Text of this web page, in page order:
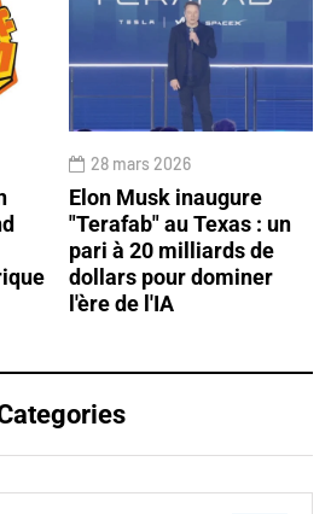
28 mars 2026
Elon Musk inaugure
"Terafab" au Texas : un
pari à 20 milliards de
dollars pour dominer
l'ère de l'IA